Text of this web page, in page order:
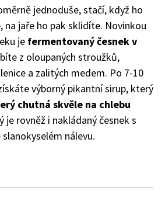
jednoduše, stačí, když ho
na jaře ho pak sklidíte. Novinkou
je fermentovaný česnek v
z oloupaných stroužků,
a zalitých medem. Po 7-10
výborný pikantní sirup, který
chutná skvěle na chlebu
je rovněž i nakládaný česnek s
nálevu.